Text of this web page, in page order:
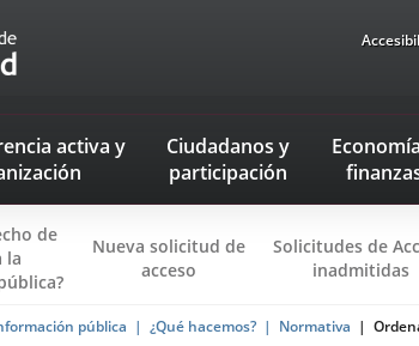
activa y
Ciudadanos y
participación
Economía
de
la
Nueva solicitud de
acceso
Solicitudes de
inadmitidas
pública ¿Qué hacemos? Normativa